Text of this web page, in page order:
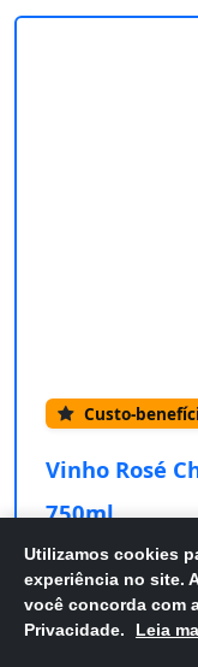
Custo-
Vinho Rosé
750ml
Confira os
diretamente na
Utilizamos cookies
experiência no site.
você concorda com
Privacidade.
Leia